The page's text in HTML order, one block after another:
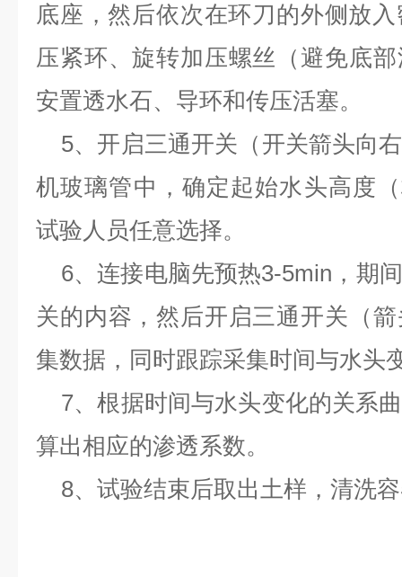
底座，然后依次在环刀的外侧放
压紧环、旋转加压螺丝（避免底
安置透水石、导环和传压活塞。
5、开启三通开关（开关箭头向
机玻璃管中，确定起始水头高度
试验人员任意选择。
6、连接电脑先预热3-5min，期
关的内容，然后开启三通开关（
集数据，同时跟踪采集时间与水头
7、根据时间与水头变化的关系
算出相应的渗透系数。
8、试验结束后取出土样，清洗